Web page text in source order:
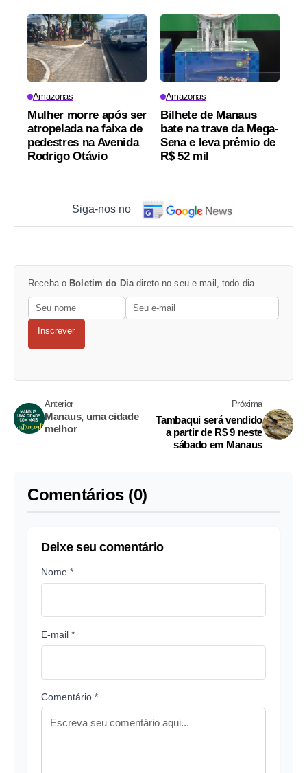
Amazonas
Mulher morre após ser
atropelada na faixa de
pedestres na Avenida
Rodrigo Otávio
Amazonas
Bilhete de Manaus
bate na trave da Mega-
Sena e leva prêmio de
R$ 52 mil
Siga-nos no
Receba o Boletim do Dia direto no seu e-mail, todo dia.
Inscrever
Anterior
Manaus, uma cidade
melhor
Próxima
Tambaqui será vendido
a partir de R$ 9 neste
sábado em Manaus
Comentários (0)
Deixe seu comentário
Nome *
E-mail *
Comentário *